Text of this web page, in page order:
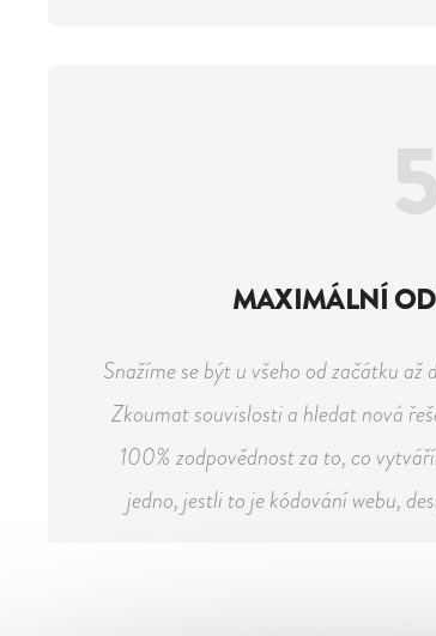
MAXIMÁLNÍ
Snažíme se být u všeho od začátku
Zkoumat souvislosti a hledat nová
100% zodpovědnost za to, co
jedno, jestli to je kódování webu,